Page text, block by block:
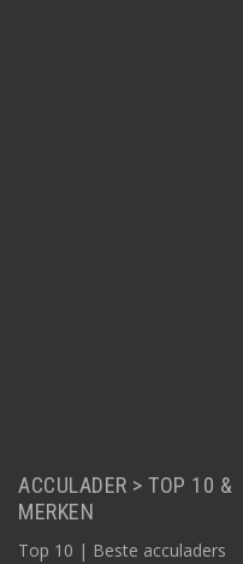
ACCULADER > TOP 10 &
MERKEN
Top 10 | Beste acculaders